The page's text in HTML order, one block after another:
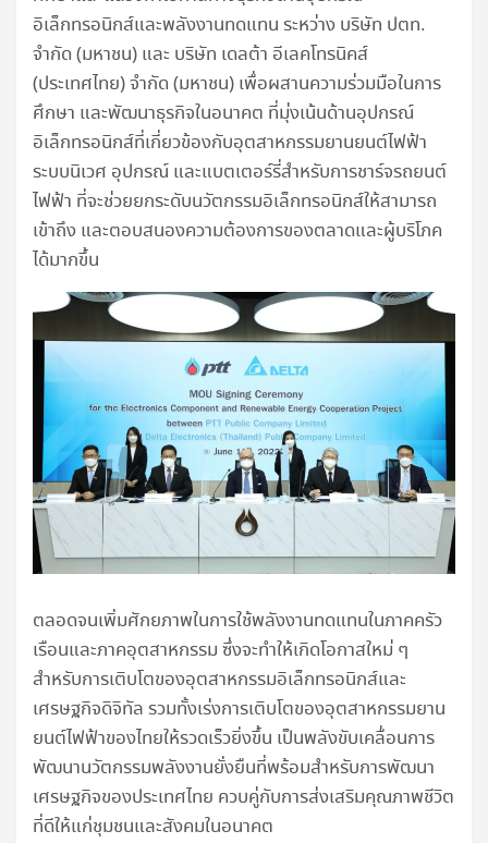
อิเล็กทรอนิกส์และพลังงานทดแทน ระหว่าง บริษัท ปตท.
จำกัด (มหาชน) และ บริษัท เดลต้า อีเลคโทรนิคส์
(ประเทศไทย) จำกัด (มหาชน) เพื่อผสานความร่วมมือในการ
ศึกษา และพัฒนาธุรกิจในอนาคต ที่มุ่งเน้นด้านอุปกรณ์
อิเล็กทรอนิกส์ที่เกี่ยวข้องกับอุตสาหกรรมยานยนต์ไฟฟ้า
ระบบนิเวศ อุปกรณ์ และแบตเตอร์รี่สำหรับการชาร์จรถยนต์
ไฟฟ้า ที่จะช่วยยกระดับนวัตกรรมอิเล็กทรอนิกส์ให้สามารถ
เข้าถึง และตอบสนองความต้องการของตลาดและผู้บริโภค
ได้มากขึ้น
ตลอดจนเพิ่มศักยภาพในการใช้พลังงานทดแทนในภาคครัว
เรือนและภาคอุตสาหกรรม ซึ่งจะทำให้เกิดโอกาสใหม่ ๆ
สำหรับการเติบโตของอุตสาหกรรมอิเล็กทรอนิกส์และ
เศรษฐกิจดิจิทัล รวมทั้งเร่งการเติบโตของอุตสาหกรรมยาน
ยนต์ไฟฟ้าของไทยให้รวดเร็วยิ่งขึ้น เป็นพลังขับเคลื่อนการ
พัฒนานวัตกรรมพลังงานยั่งยืนที่พร้อมสำหรับการพัฒนา
เศรษฐกิจของประเทศไทย ควบคู่กับการส่งเสริมคุณภาพชีวิต
ที่ดีให้แก่ชุมชนและสังคมในอนาคต